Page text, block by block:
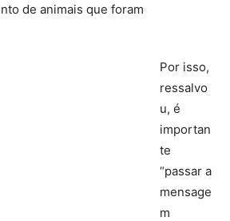
de animais que foram
Por isso,
ressalvo
u, é
importan
te
“passar a
mensage
m